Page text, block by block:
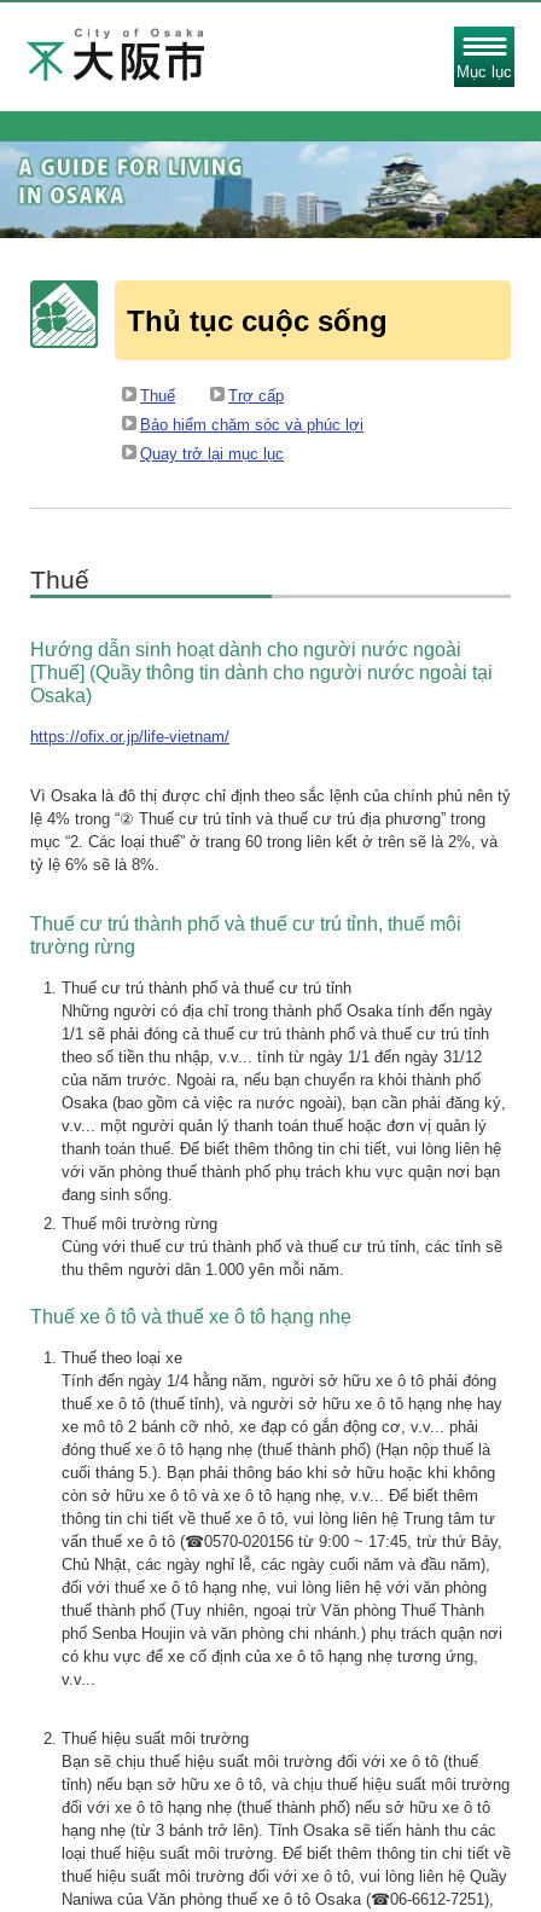
Mục lục
Thủ tục cuộc sống
Thuế
Trợ cấp
Bảo hiểm chăm sóc và phúc lợi
Quay trở lại mục lục
Thuế
Hướng dẫn sinh hoạt dành cho người nước ngoài
[Thuế] (Quầy thông tin dành cho người nước ngoài tại
Osaka)
https://ofix.or.jp/life-vietnam/
Vì Osaka là đô thị được chỉ định theo sắc lệnh của chính phủ nên tỷ
lệ 4% trong “② Thuế cư trú tỉnh và thuế cư trú địa phương” trong
mục “2. Các loại thuế” ở trang 60 trong liên kết ở trên sẽ là 2%, và
tỷ lệ 6% sẽ là 8%.
Thuế cư trú thành phố và thuế cư trú tỉnh, thuế môi
trường rừng
Thuế cư trú thành phố và thuế cư trú tỉnh
Những người có địa chỉ trong thành phố Osaka tính đến ngày
1/1 sẽ phải đóng cả thuế cư trú thành phố và thuế cư trú tỉnh
theo số tiền thu nhập, v.v... tính từ ngày 1/1 đến ngày 31/12
của năm trước. Ngoài ra, nếu bạn chuyển ra khỏi thành phố
Osaka (bao gồm cả việc ra nước ngoài), bạn cần phải đăng ký,
v.v... một người quản lý thanh toán thuế hoặc đơn vị quản lý
thanh toán thuế. Để biết thêm thông tin chi tiết, vui lòng liên hệ
với văn phòng thuế thành phố phụ trách khu vực quận nơi bạn
đang sinh sống.
Thuế môi trường rừng
Cùng với thuế cư trú thành phố và thuế cư trú tỉnh, các tỉnh sẽ
thu thêm người dân 1.000 yên mỗi năm.
Thuế xe ô tô và thuế xe ô tô hạng nhẹ
Thuế theo loại xe
Tính đến ngày 1/4 hằng năm, người sở hữu xe ô tô phải đóng
thuế xe ô tô (thuế tỉnh), và người sở hữu xe ô tô hạng nhẹ hay
xe mô tô 2 bánh cỡ nhỏ, xe đạp có gắn động cơ, v.v... phải
đóng thuế xe ô tô hạng nhẹ (thuế thành phố) (Hạn nộp thuế là
cuối tháng 5.). Bạn phải thông báo khi sở hữu hoặc khi không
còn sở hữu xe ô tô và xe ô tô hạng nhẹ, v.v... Để biết thêm
thông tin chi tiết về thuế xe ô tô, vui lòng liên hệ Trung tâm tư
vấn thuế xe ô tô (☎0570-020156 từ 9:00 ~ 17:45, trừ thứ Bảy,
Chủ Nhật, các ngày nghỉ lễ, các ngày cuối năm và đầu năm),
đối với thuế xe ô tô hạng nhẹ, vui lòng liên hệ với văn phòng
thuế thành phố (Tuy nhiên, ngoại trừ Văn phòng Thuế Thành
phố Senba Houjin và văn phòng chi nhánh.) phụ trách quận nơi
có khu vực để xe cố định của xe ô tô hạng nhẹ tương ứng,
v.v...
Thuế hiệu suất môi trường
Bạn sẽ chịu thuế hiệu suất môi trường đối với xe ô tô (thuế
tỉnh) nếu bạn sở hữu xe ô tô, và chịu thuế hiệu suất môi trường
đối với xe ô tô hạng nhẹ (thuế thành phố) nếu sở hữu xe ô tô
hạng nhẹ (từ 3 bánh trở lên). Tỉnh Osaka sẽ tiến hành thu các
loại thuế hiệu suất môi trường. Để biết thêm thông tin chi tiết về
thuế hiệu suất môi trường đối với xe ô tô, vui lòng liên hệ Quầy
Naniwa của Văn phòng thuế xe ô tô Osaka (☎06-6612-7251),